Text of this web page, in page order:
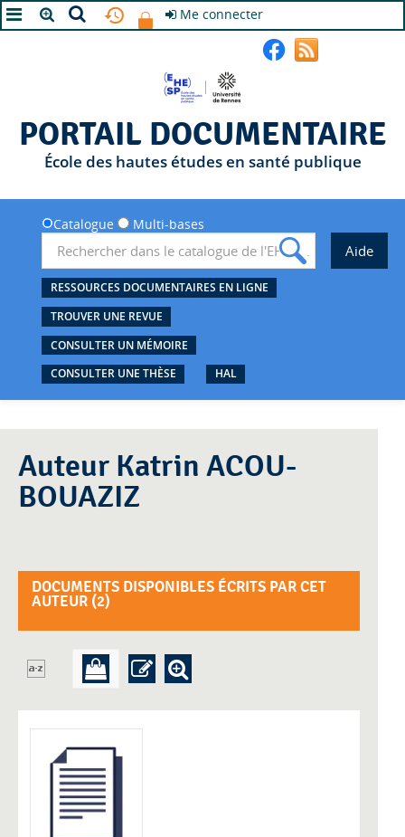
Me connecter
PORTAIL DOCUMENTAIRE
École des hautes études en santé publique
Catalogue Multi-bases
RESSOURCES DOCUMENTAIRES EN LIGNE
TROUVER UNE REVUE
CONSULTER UN MÉMOIRE
CONSULTER UNE THÈSE
HAL
Auteur Katrin ACOU-
BOUAZIZ
DOCUMENTS DISPONIBLES ÉCRITS PAR CET
AUTEUR (2)